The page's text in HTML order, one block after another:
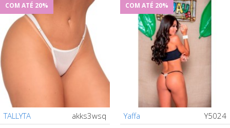
COM ATÉ 20%
TALLYTA akks3wsq
COM ATÉ 20%
Yaffa Y5024